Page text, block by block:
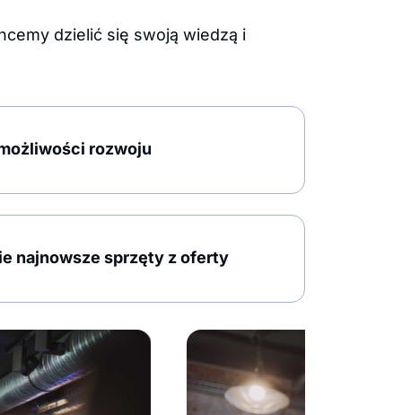
dzielić się swoją wiedzą i
rozwoju
najnowsze sprzęty z oferty